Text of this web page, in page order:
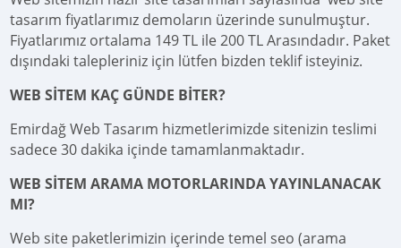
tasarım fiyatlarımız demoların üzerinde sunulmuştur.
Fiyatlarımız ortalama 149 TL ile 200 TL Arasındadır. Paket
dışındaki talepleriniz için lütfen bizden teklif isteyiniz.
WEB SİTEM KAÇ GÜNDE BİTER?
Emirdağ Web Tasarım hizmetlerimizde sitenizin teslimi
sadece 30 dakika içinde tamamlanmaktadır.
WEB SİTEM ARAMA MOTORLARINDA YAYINLANACAK
MI?
Web site paketlerimizin içerinde temel seo (arama